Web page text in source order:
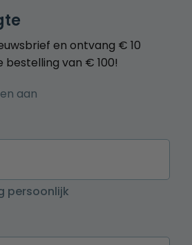
en ontvang € 10
bestelling van € 100!
aan
persoonlijk